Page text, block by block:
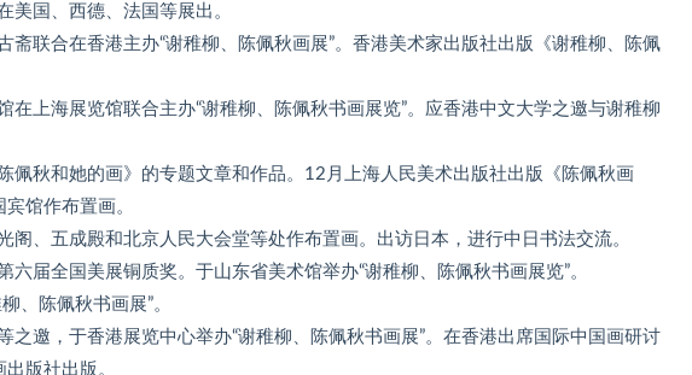
美国、西德、法国等展出。
斋联合在香港主办“谢稚柳、陈佩秋画展”。香港美术家出版社出版《谢稚柳、陈佩
在上海展览馆联合主办“谢稚柳、陈佩秋书画展览”。应香港中文大学之邀与谢稚柳
佩秋和她的画》的专题文章和作品。12月上海人民美术出版社出版《陈佩秋画
馆作布置画。
阁、五成殿和北京人民大会堂等处作布置画。出访日本，进行中日书法交流。
届全国美展铜质奖。于山东省美术馆举办“谢稚柳、陈佩秋书画展览”。
、陈佩秋书画展”。
之邀，于香港展览中心举办“谢稚柳、陈佩秋书画展”。在香港出席国际中国画研讨
版社出版。